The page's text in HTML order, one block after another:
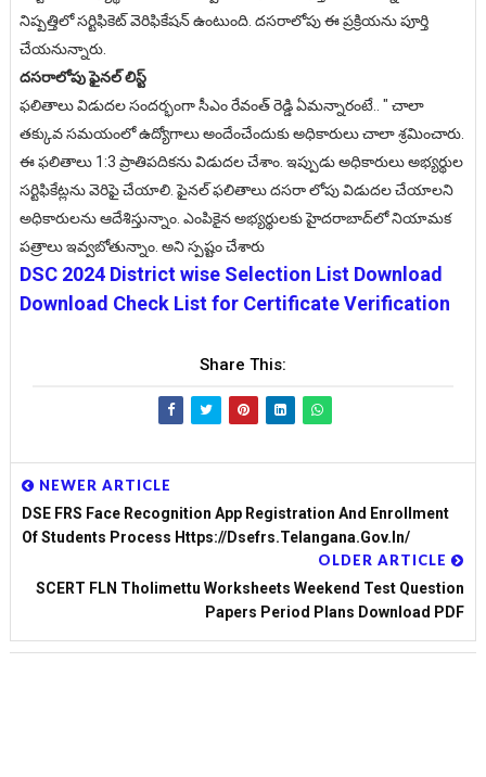
నిష్పత్తిలో సర్టిఫికెట్‌ వెరిఫికేషన్‌ ఉంటుంది. దసరాలోపు ఈ ప్రక్రియను పూర్తి
చేయనున్నారు.
దసరాలోపు ఫైనల్‌ లిస్ట్‌
ఫలితాలు విడుదల సందర్భంగా సీఎం రేవంత్ రెడ్డి ఏమన్నారంటే.. " చాలా
తక్కువ సమయంలో ఉద్యోగాలు అందేంచేందుకు అధికారులు చాలా శ్రమించారు.
ఈ ఫలితాలు 1:3 ప్రాతిపదికను విడుదల చేశాం. ఇప్పుడు అధికారులు అభ్యర్థుల
సర్టిఫికేట్లను వెరిఫై చేయాలి. ఫైనల్‌ ఫలితాలు దసరా లోపు విడుదల చేయాలని
అధికారులను ఆదేశిస్తున్నాం. ఎంపికైన అభ్యర్థులకు హైదరాబాద్‌లో నియామక
పత్రాలు ఇవ్వబోతున్నాం. అని స్పష్టం చేశారు
DSC 2024 District wise Selection List Download
Download Check List for Certificate Verification
Share This:
NEWER ARTICLE
DSE FRS Face Recognition App Registration And Enrollment
Of Students Process Https://dsefrs.telangana.gov.in/
OLDER ARTICLE
SCERT FLN Tholimettu Worksheets Weekend Test Question
Papers Period Plans Download PDF